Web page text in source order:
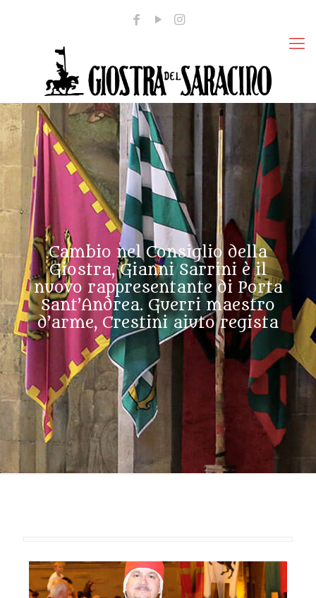
Cambio nel Consiglio della
Giostra, Gianni Sarrini è il
nuovo rappresentante di Porta
Sant’Andrea. Guerri maestro
d’arme, Crestini aiuto regista